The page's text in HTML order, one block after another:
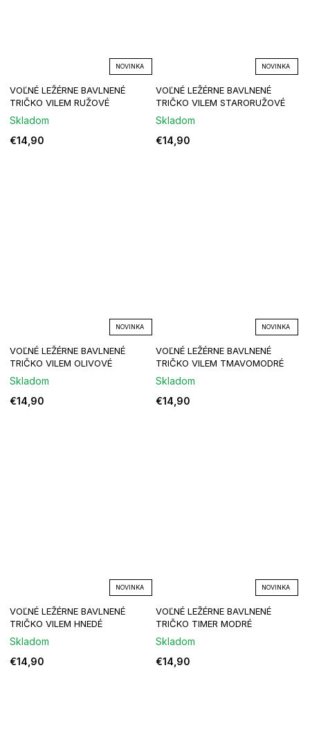
NOVINKA
VOĽNÉ LEŽÉRNE BAVLNENÉ
TRIČKO VILEM RUŽOVÉ
Skladom
€14,90
NOVINKA
VOĽNÉ LEŽÉRNE BAVLNENÉ
TRIČKO VILEM STARORUŽOVÉ
Skladom
€14,90
NOVINKA
VOĽNÉ LEŽÉRNE BAVLNENÉ
TRIČKO VILEM OLIVOVÉ
Skladom
€14,90
NOVINKA
VOĽNÉ LEŽÉRNE BAVLNENÉ
TRIČKO VILEM TMAVOMODRÉ
Skladom
€14,90
NOVINKA
VOĽNÉ LEŽÉRNE BAVLNENÉ
TRIČKO VILEM HNEDÉ
Skladom
€14,90
NOVINKA
VOĽNÉ LEŽÉRNE BAVLNENÉ
TRIČKO TIMER MODRÉ
Skladom
€14,90